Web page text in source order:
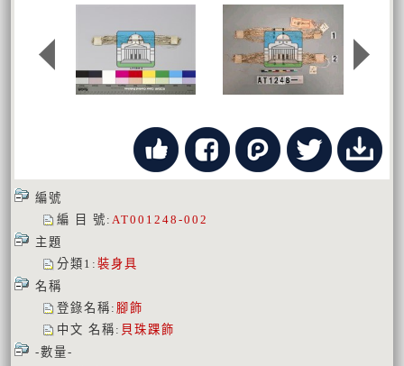
編號
編 目 號 : AT001248-002
主題
分類1 : 裝身具
名稱
登錄名稱 : 腳飾
中文 名稱 : 貝珠踝飾
-數量-